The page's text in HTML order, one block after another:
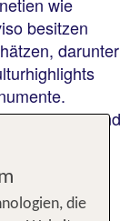
besitzen
darunter
Bellini und
Fresken
ist
die